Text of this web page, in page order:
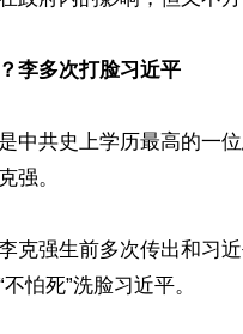
李多次打脸习近平
中共史上学历最高的一
强。
克强生前多次传出和习
怕死”洗脸习近平。